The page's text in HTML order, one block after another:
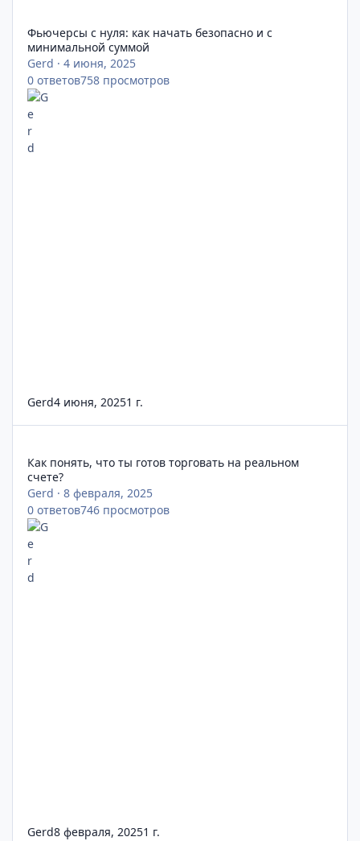
Фьючерсы с нуля: как начать безопасно и с
минимальной суммой
Gerd ·4 июня, 2025
0 ответов758 просмотров
Gerd4 июня, 20251 г.
Как понять, что ты готов торговать на реальном
счете?
Gerd ·8 февраля, 2025
0 ответов746 просмотров
Gerd8 февраля, 20251 г.